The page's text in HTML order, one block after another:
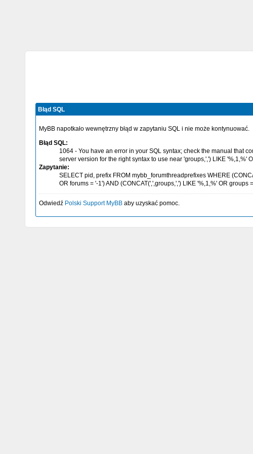
Błąd SQL
MyBB napotkało wewnętrzny błąd w zapytaniu SQL i nie może kontynuować.
Błąd SQL:
1064 - You have an error in your SQL syntax; check the manual that
server version for the right syntax to use near 'groups,',') LIKE '%,1,%'
Zapytanie:
SELECT pid, prefix FROM mybb_forumthreadprefixes WHERE
OR forums = '-1') AND (CONCAT(',',groups,',') LIKE '%,1,%' OR groups
Odwiedź Polski Support MyBB aby uzyskać pomoc.